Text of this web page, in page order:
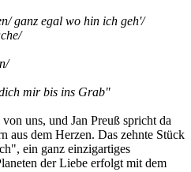
ganz egal wo hin ich geh'/
mir bis ins Grab"
uns, und Jan Preuß spricht da
aus dem Herzen. Das zehnte Stück
ein ganz einzigartiges
der Liebe erfolgt mit dem